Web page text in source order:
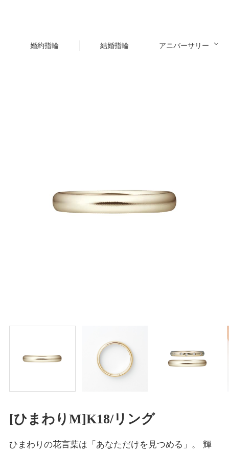
婚約指輪 結婚指輪 アニバーサリー
[ひまわりM]K18/リング
ひまわりの花言葉は「あなただけを見つめる」。 輝